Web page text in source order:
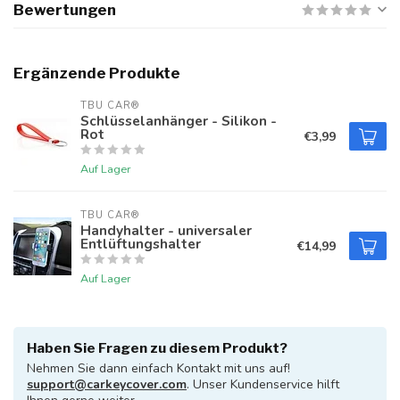
Bewertungen
Ergänzende Produkte
TBU CAR®
Schlüsselanhänger - Silikon -
Rot
Auf Lager
€3,99
TBU CAR®
Handyhalter - universaler
Entlüftungshalter
Auf Lager
€14,99
Haben Sie Fragen zu diesem Produkt?
Nehmen Sie dann einfach Kontakt mit uns auf!
support@carkeycover.com. Unser Kundenservice hilft